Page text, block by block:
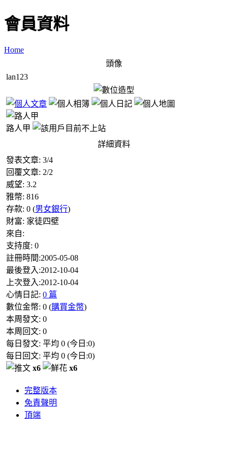
會員資料
Home
頭像
lan123
路人甲
詳細資料
發表文章: 3/4
回覆文章: 2/2
威望: 3.2
雅幣: 816
存款: 0 (男女銀行)
財富: 家徒四壁
來自:
支持度: 0
註冊時間:2005-05-08
最後登入:2012-10-04
上次登入:2012-10-04
心情日記: 0 篇
數位金幣: 0 (購買金幣)
本周發文: 0
本周回文: 0
每日發文: 平均 0 (今日:0)
每日回文: 平均 0 (今日:0)
x6
x6
完整版本
免責聲明
頂端